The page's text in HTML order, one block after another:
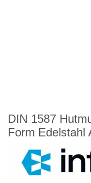
DIN 1587
Form Edelstahl